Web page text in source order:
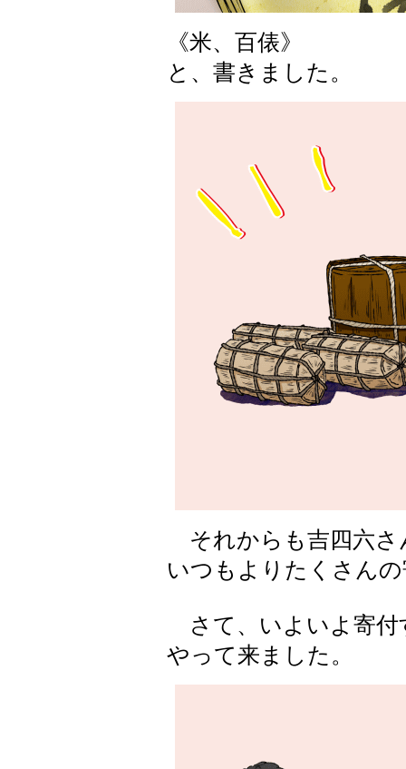
《米、百俵》
と、書きました。
それからも吉四六さ
いつもよりたくさん
さて、いよいよ寄付
やって来ました。